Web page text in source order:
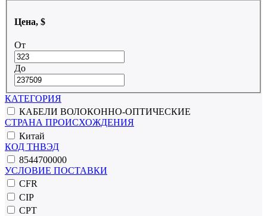
Цена, $
От
До
КАТЕГОРИЯ
КАБЕЛИ ВОЛОКОННО-ОПТИЧЕСКИЕ
СТРАНА ПРОИСХОЖДЕНИЯ
Китай
КОД ТНВЭД
8544700000
УСЛОВИЕ ПОСТАВКИ
CFR
CIP
CPT